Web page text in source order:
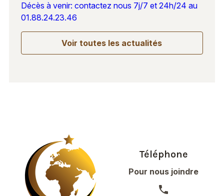
Décès à venir: contactez nous 7j/7 et 24h/24 au
01.88.24.23.46
Voir toutes les actualités
Téléphone
Pour nous joindre
phone